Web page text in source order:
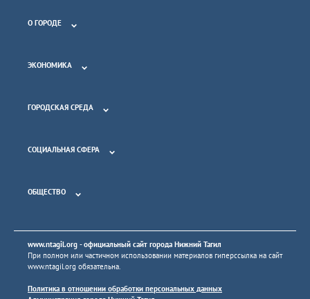
О ГОРОДЕ
ЭКОНОМИКА
ГОРОДСКАЯ СРЕДА
СОЦИАЛЬНАЯ СФЕРА
ОБЩЕСТВО
www.ntagil.org - официальный сайт города Нижний Тагил
При полном или частичном использовании материалов гиперссылка на сайт
www.ntagil.org обязательна.
Политика в отношении обработки персональных данных